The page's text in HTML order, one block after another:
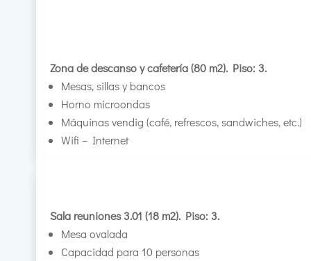
Zona de descanso y cafetería (80 m2). Piso: 3.
Mesas, sillas y bancos
Horno microondas
Máquinas vendig (café, refrescos, sandwiches, etc.)
Wifi – Internet
Sala reuniones 3.01 (18 m2). Piso: 3.
Mesa ovalada
Capacidad para 10 personas